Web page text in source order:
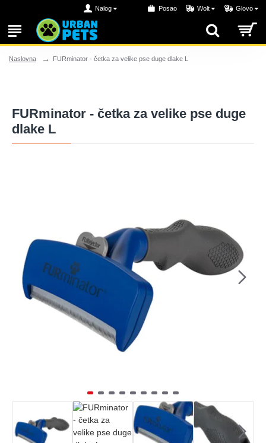
Nalog Posao Wolt Glovo
Naslovna FURminator - četka za velike pse duge dlake L
FURminator - četka za velike pse duge
dlake L